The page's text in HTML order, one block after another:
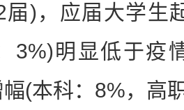
届)，应届大学生
3%)明显低于疫
(本科：8%，高